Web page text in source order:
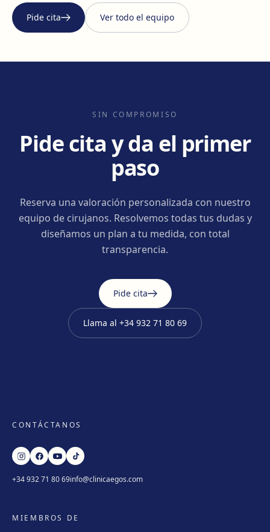
Pide cita Ver todo el equipo
SIN COMPROMISO
Pide cita y da el primer
paso
Reserva una valoración personalizada con nuestro
equipo de cirujanos. Resolvemos todas tus dudas y
diseñamos un plan a tu medida, con total
transparencia.
Pide cita
Llama al +34 932 71 80 69
CONTÁCTANOS
+34 932 71 80 69info@clinicaegos.com
MIEMBROS DE